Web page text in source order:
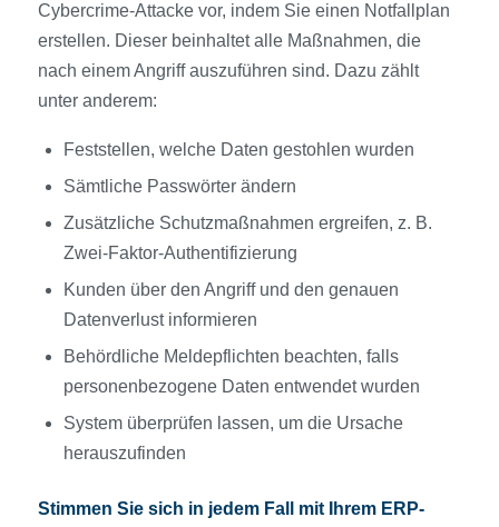
Cybercrime-Attacke vor, indem Sie einen Notfallplan
erstellen. Dieser beinhaltet alle Maßnahmen, die
nach einem Angriff auszuführen sind. Dazu zählt
unter anderem:
Feststellen, welche Daten gestohlen wurden
Sämtliche Passwörter ändern
Zusätzliche Schutzmaßnahmen ergreifen, z. B.
Zwei-Faktor-Authentifizierung
Kunden über den Angriff und den genauen
Datenverlust informieren
Behördliche Meldepflichten beachten, falls
personenbezogene Daten entwendet wurden
System überprüfen lassen, um die Ursache
herauszufinden
Stimmen Sie sich in jedem Fall mit Ihrem ERP-